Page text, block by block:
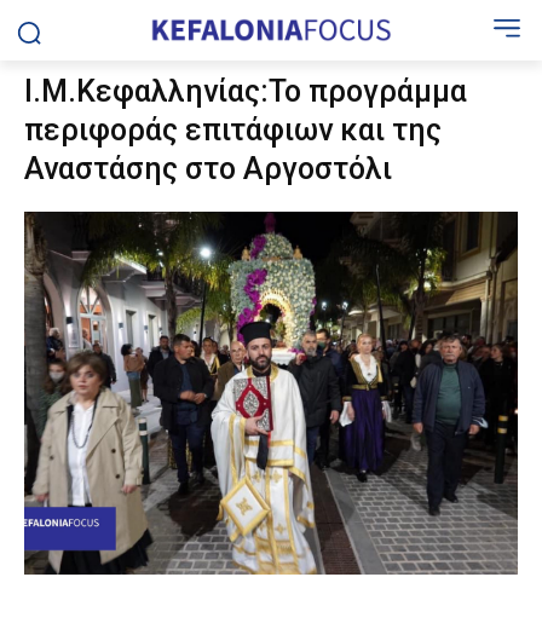
Ι.Μ.Κεφαλληνίας:Το προγράμμα
περιφοράς επιτάφιων και της
Αναστάσης στο Αργοστόλι